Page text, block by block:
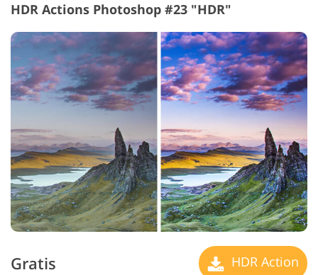
HDR Actions Photoshop #23 "HDR"
Gratis HDR Action